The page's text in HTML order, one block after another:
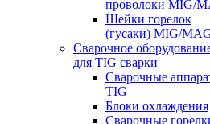
проволоки MIG/
Шейки горелок
(гусаки) MIG/
Сварочное
для TIG сварки
Сварочные
TIG
Блоки охлаждения
Сварочные